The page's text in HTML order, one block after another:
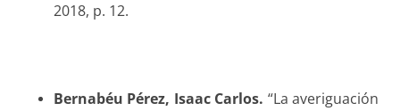
2018, p. 12.
Bernabéu Pérez, Isaac Carlos. “La averiguación